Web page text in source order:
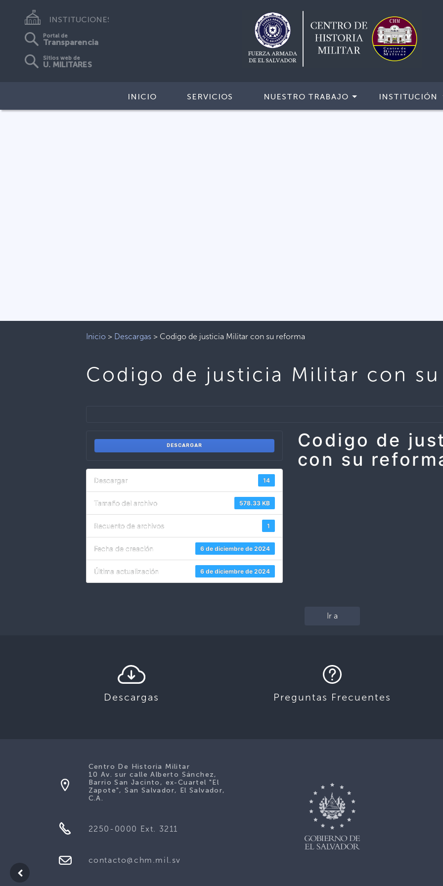
INSTITUCIONES
Portal de
Transparencia
Sitios web de
U. MILITARES
INICIO SERVICIOS NUESTRO TRABAJO INSTITUCIÓN
Inicio > Descargas > Codigo de justicia Militar con su reforma
Codigo de justicia Militar con
DESCARGAR
Descargar 14
Tamaño del archivo 578.33 KB
Recuento de archivos 1
Fecha de creación 6 de diciembre de 2024
Última actualización 6 de diciembre de 2024
Codigo de
con su
Ir a
Descargas Preguntas Frecuentes
Centro De Historia Militar
10 Av. sur calle Alberto Sánchez,
Barrio San Jacinto, ex-Cuartel "El
Zapote", San Salvador, El Salvador,
C.A.
2250-0000 Ext. 3211
contacto@chm.mil.sv